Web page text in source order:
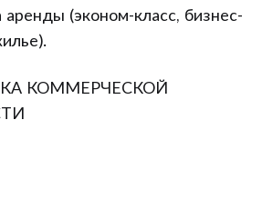
аренды (эконом-класс, бизнес-
КОММЕРЧЕСКОЙ